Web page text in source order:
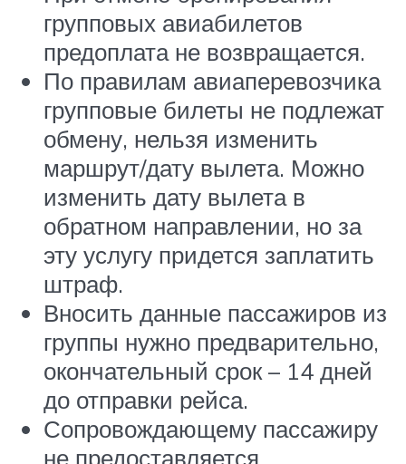
групповых авиабилетов
предоплата не возвращается.
По правилам авиаперевозчика
групповые билеты не подлежат
обмену, нельзя изменить
маршрут/дату вылета. Можно
изменить дату вылета в
обратном направлении, но за
эту услугу придется заплатить
штраф.
Вносить данные пассажиров из
группы нужно предварительно,
окончательный срок – 14 дней
до отправки рейса.
Сопровождающему пассажиру
не предоставляется